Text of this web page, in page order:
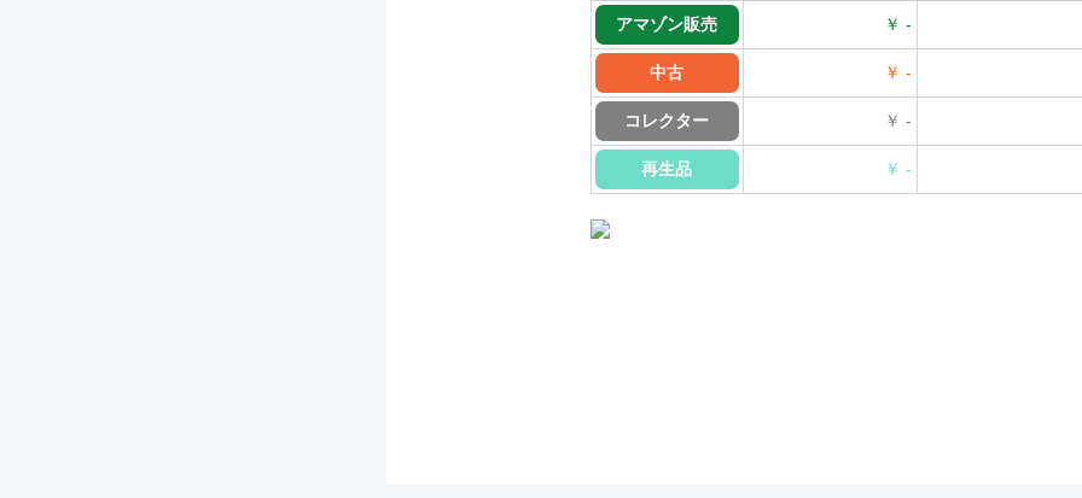
アマゾン販売 ￥ -
中古 ￥ -
コレクター ￥ -
再生品 ￥ -